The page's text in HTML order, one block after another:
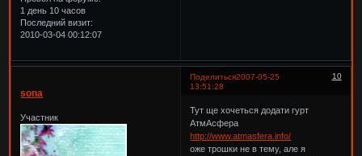
1 день 10 часов
Последний визит:
2010-03-04 00:12:07
Поделиться 10
2007-05-25
13:51:28
sona
Участник
Тут ще хочеться додати гурт
АтмАсфера
http://www.atmasfera.info/
оже трошки не в тему, але я